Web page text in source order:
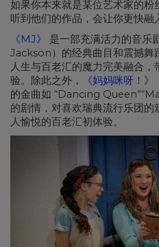
如果你本来就是某位艺术家的粉
听到他们的作品，会让你更快融
《MJ》
是一部充满活力的音乐
Jackson）的经典曲目和震撼舞
人生与百老汇的魔力完美融合
验。除此之外，
《妈妈咪呀！》
的金曲如 “Dancing
的剧情，对喜欢瑞典流行乐团
人愉悦的百老汇初体验。